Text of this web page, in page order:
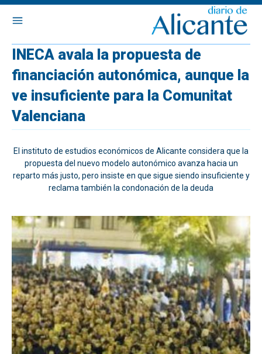
INECA avala la propuesta de
financiación autonómica, aunque la
ve insuficiente para la Comunitat
Valenciana
El instituto de estudios económicos de Alicante considera que la
propuesta del nuevo modelo autonómico avanza hacia un
reparto más justo, pero insiste en que sigue siendo insuficiente y
reclama también la condonación de la deuda